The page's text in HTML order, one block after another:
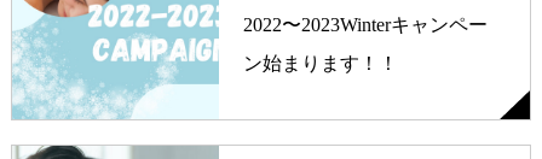
2022〜2023Winterキャンペー
ン始まります！！